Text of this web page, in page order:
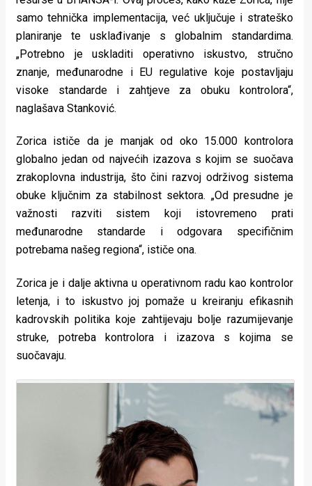
samo tehnička implementacija, već uključuje i strateško
planiranje te usklađivanje s globalnim standardima.
„Potrebno je uskladiti operativno iskustvo, stručno
znanje, međunarodne i EU regulative koje postavljaju
visoke standarde i zahtjeve za obuku kontrolora“,
naglašava Stanković.
Zorica ističe da je manjak od oko 15.000 kontrolora
globalno jedan od najvećih izazova s kojim se suočava
zrakoplovna industrija, što čini razvoj održivog sistema
obuke ključnim za stabilnost sektora. „Od presudne je
važnosti razviti sistem koji istovremeno prati
međunarodne standarde i odgovara specifičnim
potrebama našeg regiona“, ističe ona.
Zorica je i dalje aktivna u operativnom radu kao kontrolor
letenja, i to iskustvo joj pomaže u kreiranju efikasnih
kadrovskih politika koje zahtijevaju bolje razumijevanje
struke, potreba kontrolora i izazova s kojima se
suočavaju.